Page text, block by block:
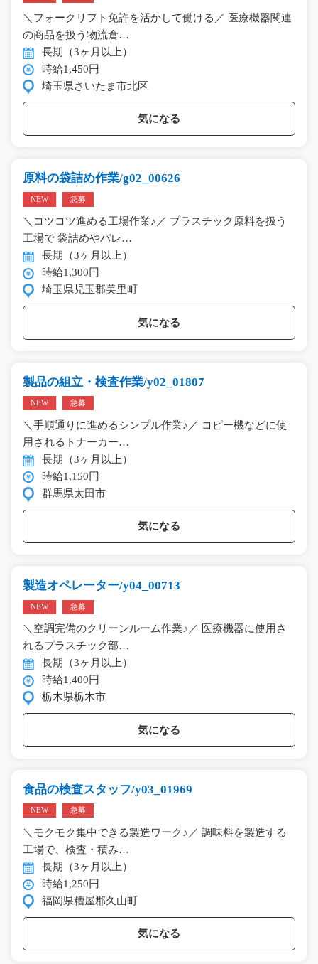
＼フォークリフト免許を活かして働ける／ 医療機器関連
の商品を扱う物流倉…
長期（3ヶ月以上）
時給1,450円
埼玉県さいたま市北区
気になる
原料の袋詰め作業/g02_00626
NEW 急募
＼コツコツ進める工場作業♪／ プラスチック原料を扱う
工場で 袋詰めやパレ…
長期（3ヶ月以上）
時給1,300円
埼玉県児玉郡美里町
気になる
製品の組立・検査作業/y02_01807
NEW 急募
＼手順通りに進めるシンプル作業♪／ コピー機などに使
用されるトナーカー…
長期（3ヶ月以上）
時給1,150円
群馬県太田市
気になる
製造オペレーター/y04_00713
NEW 急募
＼空調完備のクリーンルーム作業♪／ 医療機器に使用さ
れるプラスチック部…
長期（3ヶ月以上）
時給1,400円
栃木県栃木市
気になる
食品の検査スタッフ/y03_01969
NEW 急募
＼モクモク集中できる製造ワーク♪／ 調味料を製造する
工場で、検査・積み…
長期（3ヶ月以上）
時給1,250円
福岡県糟屋郡久山町
気になる